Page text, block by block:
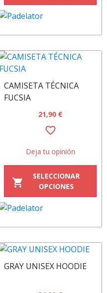
CAMISETA TÉCNICA
FUCSIA
21,90 €
favorite_border
Deja tu opinión
shopping_cart
SELECCIONAR
OPCIONES
GRAY UNISEX HOODIE